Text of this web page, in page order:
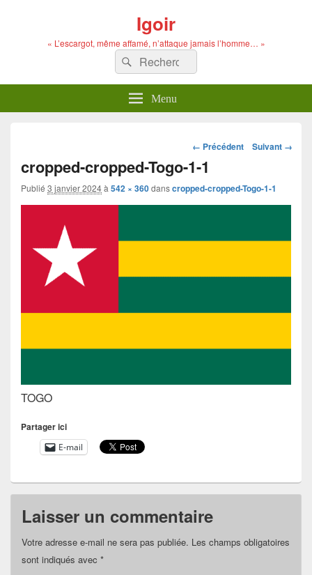
Igoir
« L’escargot, même affamé, n’attaque jamais l’homme… »
Recherche :
Rechercher
Menu
Navigation
dans
les
images
← Précédent Suivant →
cropped-cropped-Togo-1-1
Publié 3 janvier 2024à 542 × 360danscropped-cropped-Togo-1-1
TOGO
Partager ici
E-mail
Laisser un commentaire
Votre adresse e-mail ne sera pas publiée. Les champs obligatoires
sont indiqués avec *